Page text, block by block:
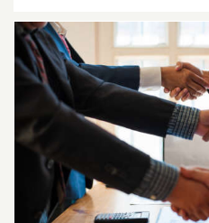
Tarifabschluss in
Außenhandel